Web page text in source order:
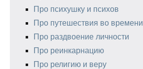
Про психушку и психов
Про путешествия во времени
Про раздвоение личности
Про реинкарнацию
Про религию и веру